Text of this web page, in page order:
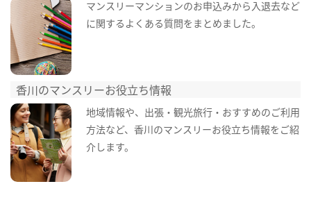
マンスリーマンションのお申込みから入退去など
に関するよくある質問をまとめました。
香川のマンスリーお役立ち情報
地域情報や、出張・観光旅行・おすすめのご利用
方法など、香川のマンスリーお役立ち情報をご紹
介します。